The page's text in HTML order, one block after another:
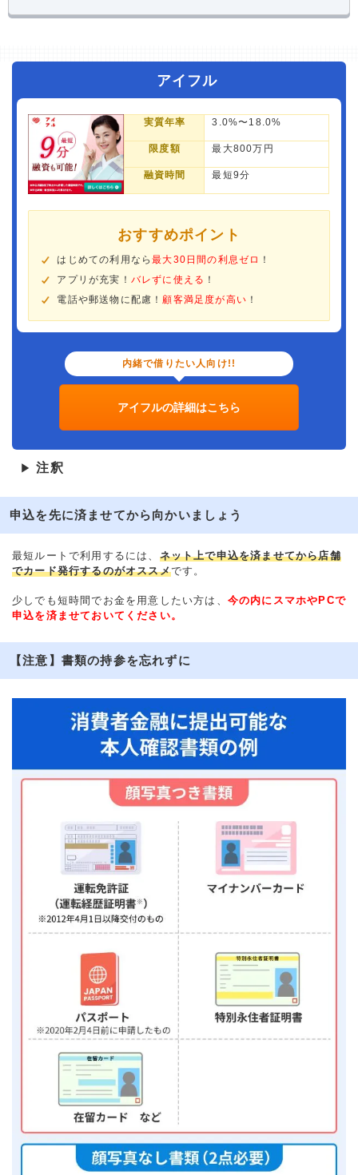
アイフル
実質年率 3.0%〜18.0%
限度額 最大800万円
融資時間 最短9分
おすすめポイント
はじめての利用なら最大30日間の利息ゼロ ！
アプリが充実！ バレずに使える ！
電話や郵送物に配慮！顧客満足度が高い ！
内緒で借りたい人向け!!
アイフルの詳細はこちら
▶ 注釈
申込を先に済ませてから向かいましょう
最短ルートで利用するには、 ネット上で申込を済ませてから店舗
でカード発行するのがオススメです。
少しでも短時間でお金を用意したい方は、 今の内にスマホやPCで
申込を済ませておいてください。
【注意】書類の持参を忘れずに